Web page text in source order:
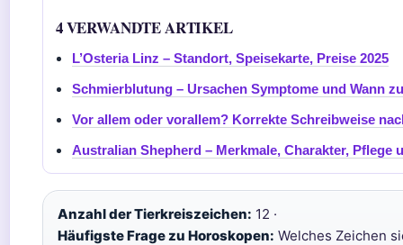
4 VERWANDTE ARTIKEL
L’Osteria Linz – Standort, Speisekarte, Preise 2025
Schmierblutung – Ursachen Symptome und Wann
Vor allem oder vorallem? Korrekte Schreibweise
Australian Shepherd – Merkmale, Charakter, Pflege
Anzahl der Tierkreiszeichen: 12 ·
Häufigste Frage zu Horoskopen: Welches Zeichen